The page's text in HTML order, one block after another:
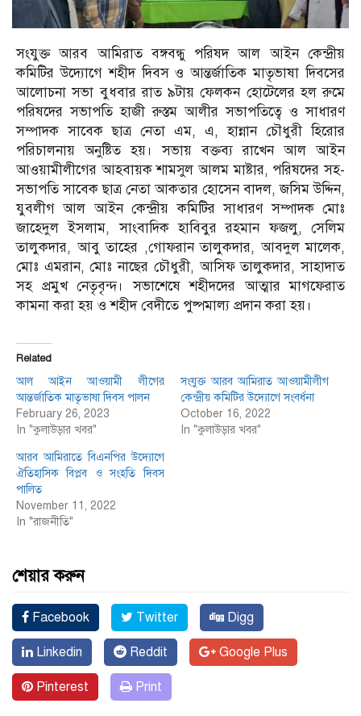
সংযুক্ত আরব আমিরাত বঙ্গবন্ধু পরিষদ আল আইন কেন্দ্রীয়
কমিটির উদ্যোগে শহীদ দিবস ও আন্তর্জাতিক মাতৃভাষা দিবসের
আলোচনা সভা বুধবার রাত ৯টায় ফেলকন হোটেলের হল রুমে
পরিষদের সভাপতি হাজী রুস্তম আলীর সভাপতিত্বে ও সাধারণ
সম্পাদক সাবেক ছাত্র নেতা এম, এ, হান্নান চৌধুরী হিরোর
পরিচালনায় অনুষ্টিত হয়। সভায় বক্তব্য রাখেন আল আইন
আওয়ামীলীগের আহবায়ক শামসুল আলম মাষ্টার, পরিষদের সহ-
সভাপতি সাবেক ছাত্র নেতা আকতার হোসেন বাদল, জসিম উদ্দিন,
যুবলীগ আল আইন কেন্দ্রীয় কমিটির সাধারণ সম্পাদক মোঃ
জাহেদুল ইসলাম, সাংবাদিক হাবিবুর রহমান ফজলু, সেলিম
তালুকদার, আবু তাহের ,গোফরান তালুকদার, আবদুল মালেক,
মোঃ এমরান, মোঃ নাছের চৌধুরী, আসিফ তালুকদার, সাহাদাত
সহ প্রমুখ নেতৃবৃন্দ। সভাশেষে শহীদদের আত্মার মাগফেরাত
কামনা করা হয় ও শহীদ বেদীতে পুষ্পমাল্য প্রদান করা হয়।
Related
আল আইন আওয়ামী লীগের
আন্তর্জাতিক মাতৃভাষা দিবস পালন
February 26, 2023
In "কুলাউড়ার খবর"
সংযুক্ত আরব আমিরাত আওয়ামীলীগ
কেন্দ্রীয় কমিটির উদ্যোগে সংবর্ধনা
October 16, 2022
In "কুলাউড়ার খবর"
আরব আমিরাতে বিএনপির উদ্যোগে
ঐতিহাসিক বিপ্লব ও সংহতি দিবস
পালিত
November 11, 2022
In "রাজনীতি"
শেয়ার করুন
Facebook Twitter Digg
Linkedin Reddit Google Plus
Pinterest Print